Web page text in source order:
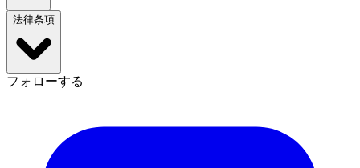
法律条項
フォローする